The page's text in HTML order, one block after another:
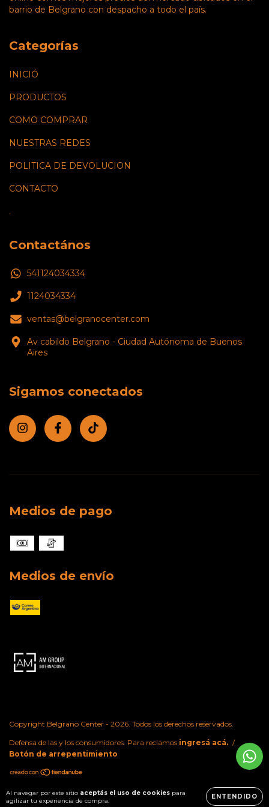
Al navegar por este sitio aceptás el uso de cookies para
agilizar tu experiencia de compra.
ENTENDIDO
barrio de Belgrano con despacho a todo el país.
Categorías
INICIÓ
PRODUCTOS
COMO COMPRAR
NUESTRAS REDES
POLITICA DE DEVOLUCION
CONTACTO
.
Contactános
541124034334
1124034334
ventas@belgranocenter.com
Av cabildo Belgrano - Ciudad Autónoma de Buenos
Aires
Sigamos conectados
Medios de pago
Medios de envío
Copyright Belgrano Center - 2026. Todos los derechos reservados.
Defensa de las y los consumidores. Para reclamos ingresá acá. /
Botón de arrepentimiento